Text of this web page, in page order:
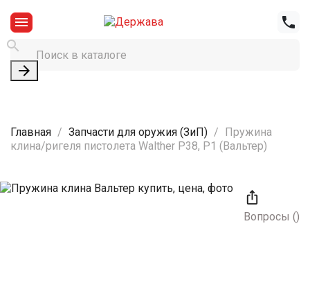




Главная Запчасти для оружия (ЗиП)
Пружина
клина/ригеля пистолета Walther P38, P1 (Вальтер)

Вопросы ()